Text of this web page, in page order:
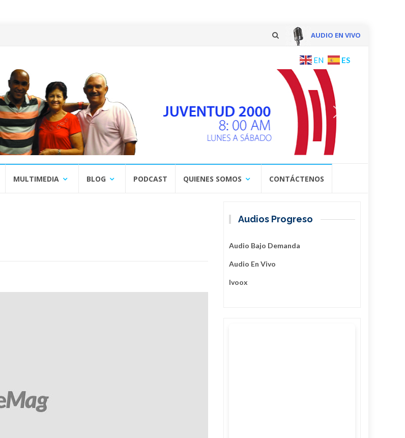
AUDIO EN VIVO
content
EN ES
MULTIMEDIA BLOG PODCAST QUIENES SOMOS CONTÁCTENOS
Audios Progreso
Audio Bajo Demanda
Audio En Vivo
Ivoox